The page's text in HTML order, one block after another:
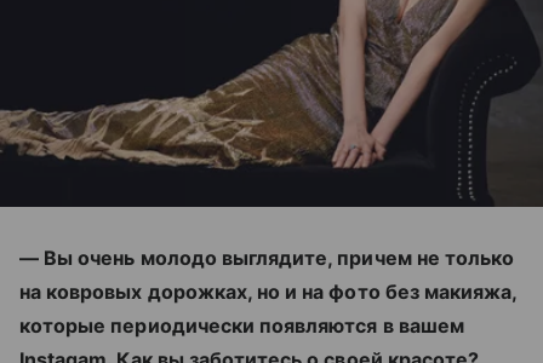
— Вы очень молодо выглядите, причем не только
на ковровых дорожках, но и на фото без макияжа,
которые периодически появляются в вашем